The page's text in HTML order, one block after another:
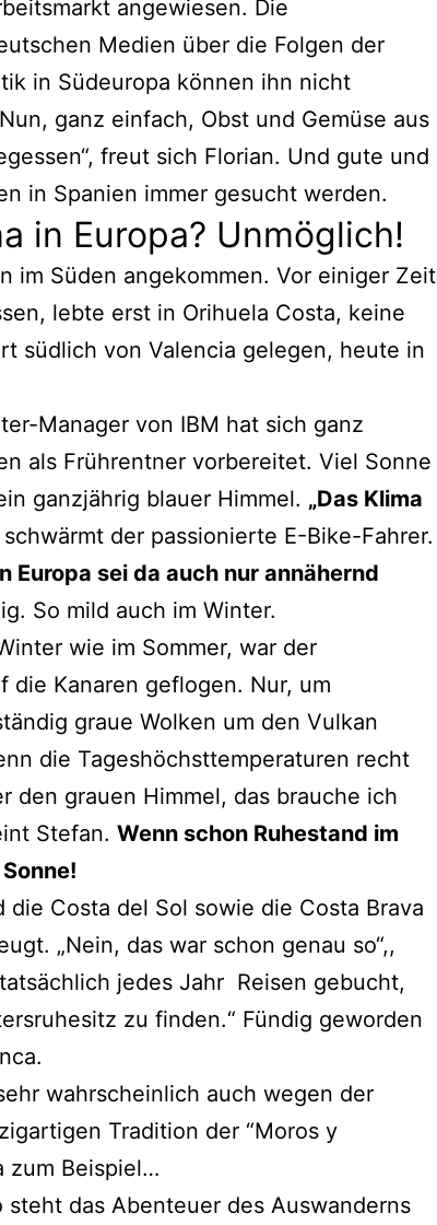
angewiesen. Die
Medien über die Folgen der
in Südeuropa können ihn nicht
ganz einfach, Obst und Gemüse aus
freut sich Florian. Und gute und
in Spanien immer gesucht werden.
in Europa? Unmöglich!
im Süden angekommen. Vor einiger Zeit
lebte erst in Orihuela Costa, keine
südlich von Valencia gelegen, heute in
Manager von IBM hat sich ganz
als Frührentner vorbereitet. Viel Sonne
ganzjährig blauer Himmel. „Das Klima
schwärmt der passionierte E-Bike-Fahrer.
Europa sei da auch nur annähernd
So mild auch im Winter.
wie im Sommer, war der
die Kanaren geflogen. Nur, um
graue Wolken um den Vulkan
die Tageshöchsttemperaturen recht
den grauen Himmel, das brauche ich
Stefan. Wenn schon Ruhestand im
die Costa del Sol sowie die Costa Brava
„Nein, das war schon genau so“,,
jedes Jahr Reisen gebucht,
zu finden.“ Fündig geworden
wahrscheinlich auch wegen der
Tradition der “Moros y
zum Beispiel…
steht das Abenteuer des Auswanderns